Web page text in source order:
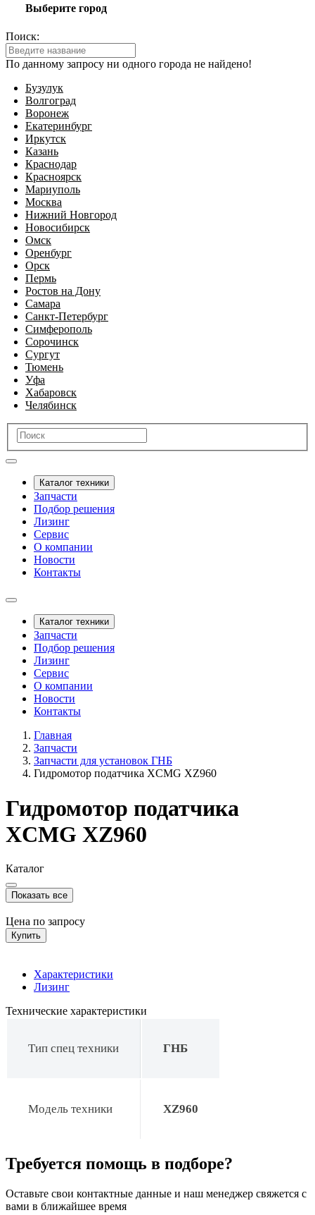
Выберите город
Поиск:
По данному запросу ни одного города не найдено!
Бузулук
Волгоград
Воронеж
Екатеринбург
Иркутск
Казань
Краснодар
Красноярск
Мариуполь
Москва
Нижний Новгород
Новосибирск
Омск
Оренбург
Орск
Пермь
Ростов на Дону
Самара
Санкт-Петербург
Симферополь
Сорочинск
Сургут
Тюмень
Уфа
Хабаровск
Челябинск
Каталог техники
Запчасти
Подбор решения
Лизинг
Сервис
О компании
Новости
Контакты
Каталог техники
Запчасти
Подбор решения
Лизинг
Сервис
О компании
Новости
Контакты
Главная
Запчасти
Запчасти для установок ГНБ
Гидромотор податчика XCMG XZ960
Гидромотор податчика
XCMG XZ960
Каталог
Показать все
Цена по запросу
Купить
Характеристики
Лизинг
Технические характеристики
Тип спец техники ГНБ
Модель техники XZ960
Требуется помощь в подборе?
Оставьте свои контактные данные и наш менеджер свяжется с
вами в ближайшее время